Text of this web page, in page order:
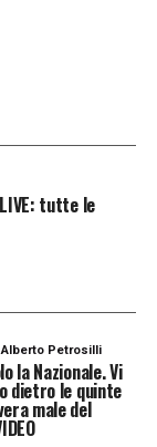
tutte le
Alberto Petrosilli
la Nazionale. Vi
dietro le quinte
male del